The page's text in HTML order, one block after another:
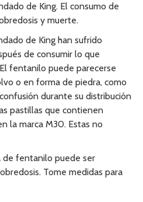
de King. El consumo de
y muerte.
de King han sufrido
de consumir lo que
fentanilo puede parecerse
o en forma de piedra, como
durante su distribución
pastillas que contienen
la marca M30. Estas no
de fentanilo puede ser
Tome medidas para